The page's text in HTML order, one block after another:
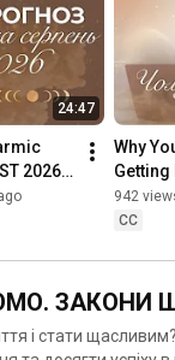
24:47
2026
Why
Getting
942
CC
ЗАКОНИ
і стати